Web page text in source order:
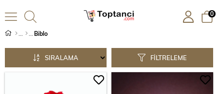
0
Biblo
FILTRELEME
SIRALAMA